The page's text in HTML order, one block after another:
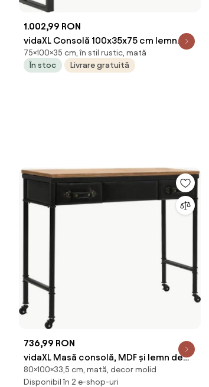
1.002,99 RON
vidaXL Consolă 100x35x75 cm lemn
masiv de mango
75×100×35 cm, în stil rustic, mată
În stoc
Livrare gratuită
736,99 RON
vidaXL Masă consolă, MDF și lemn de
brad, 100 x 33,5 x 80 cm
80×100×33,5 cm, mată, decor molid
Disponibil în 2 e-shop-uri